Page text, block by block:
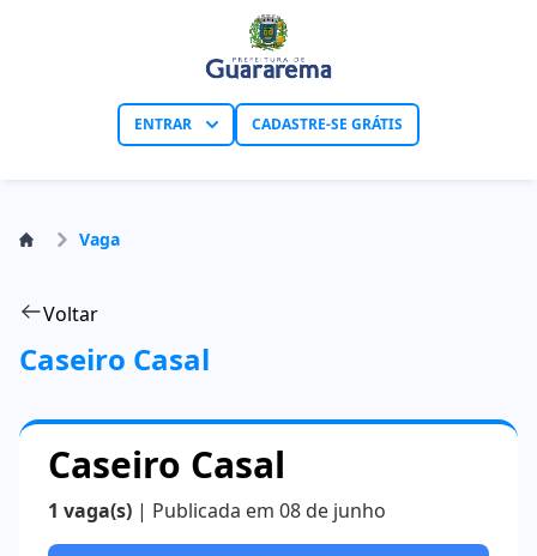
ENTRAR CADASTRE-SE GRÁTIS
Vaga
Voltar
Caseiro Casal
Caseiro Casal
1 vaga(s) | Publicada em 08 de junho